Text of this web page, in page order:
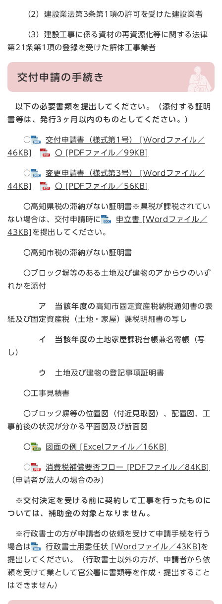
（2）建設業法第3条第1項の許可を受けた建設業者
（3）建設工事に係る資材の再資源化等に関する法律
第21条第1項の登録を受けた解体工事業者
交付申請の手続き
以下の必要書類を提出してください。（ 添付する証明
書等は、発行3ヶ月以内のものとしてください。)
○
交付申請書（様式第1号） [Wordファイル／
46KB]
〇 [PDFファイル／99KB]
○
変更申請書（様式第3号） [Wordファイル／
44KB]
〇 [PDFファイル／56KB]
〇高知県税の滞納がない証明書※県税が課税されてい
ない場合は、交付申請時に
申立書 [Wordファイル／
43KB] を提出してください。
〇高知市税の滞納がない証明書
〇ブロック塀等のある土地及び建物のア からウ のいず
れかを添付
ア 当該年度の 高知市固定資産税納税通知書の表
紙及び固定資産税（土地・家屋）課税明細書の写し
イ 当該年度の 土地家屋課税台帳兼名寄帳（写
し）
ウ 土地及び建物の登記事項証明書
〇工事見積書
〇ブロック塀等の位置図（付近見取図）、配置図、工
事前後の状況が分かる平面図及び断面図
〇 図面の例 [Excelファイル／16KB]
○
消費税補償要否フロー [PDFファイル／84KB]
（申請者が法人の場合のみ）
※交付決定を受ける前に契約して工事を行ったものに
ついては、補助金の対象となりません。
※行政書士の方が申請者の依頼を受けて申請手続を行う
場合は
行政書士用委任状 [Wordファイル／43KB] を
提出してください。（行政書士以外の方が、申請者から依
頼を受けて業として官公署に書類等を作成・提出すること
はできません）​